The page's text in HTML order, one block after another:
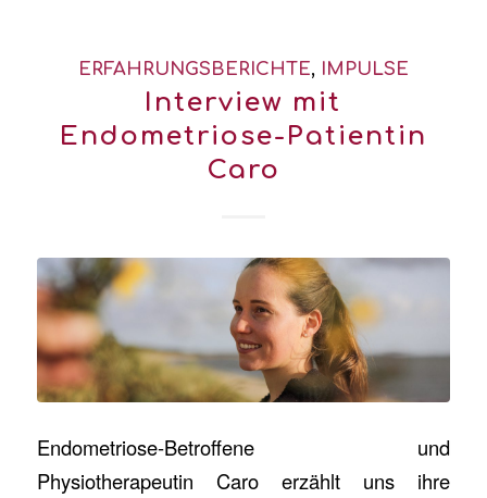
ERFAHRUNGSBERICHTE, IMPULSE
Interview mit
Endometriose-Patientin
Caro
Endometriose-Betroffene und
Physiotherapeutin Caro erzählt uns ihre